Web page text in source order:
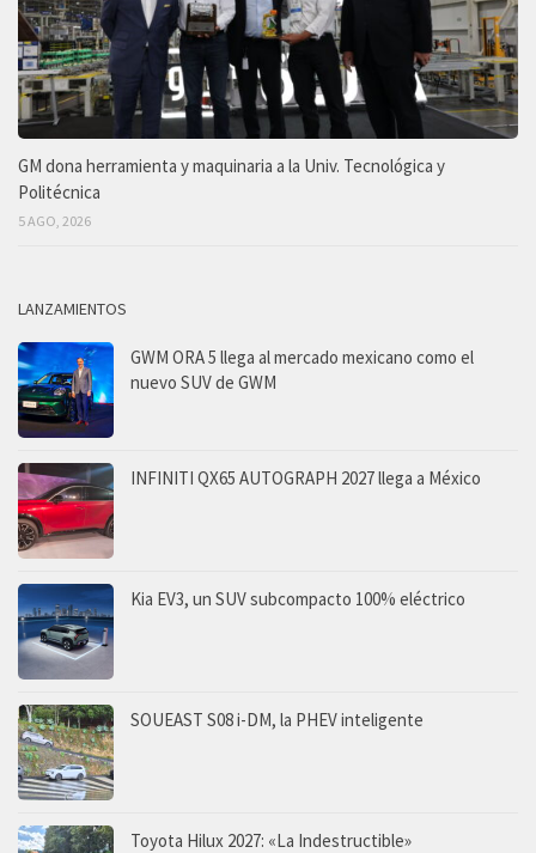
GM dona herramienta y maquinaria a la Univ. Tecnológica y
Politécnica
5 AGO, 2026
LANZAMIENTOS
GWM ORA 5 llega al mercado mexicano como el
nuevo SUV de GWM
INFINITI QX65 AUTOGRAPH 2027 llega a México
Kia EV3, un SUV subcompacto 100% eléctrico
SOUEAST S08 i-DM, la PHEV inteligente
Toyota Hilux 2027: «La Indestructible»